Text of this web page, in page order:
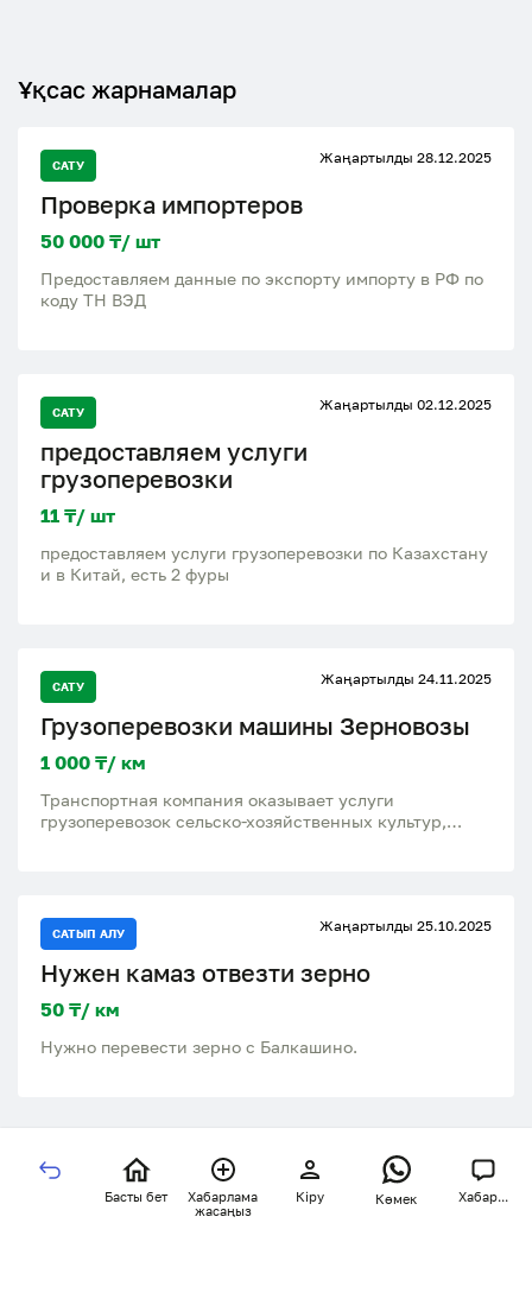
Ұқсас жарнамалар
САТУ Жаңартылды 28.12.2025
Проверка импортеров
50 000 ₸/ шт
Предоставляем данные по экспорту импорту в РФ по
коду ТН ВЭД
САТУ Жаңартылды 02.12.2025
предоставляем услуги
грузоперевозки
11 ₸/ шт
предоставляем услуги грузоперевозки по Казахстану
и в Китай, есть 2 фуры
САТУ Жаңартылды 24.11.2025
Грузоперевозки машины Зерновозы
1 000 ₸/ км
Транспортная компания оказывает услуги
грузоперевозок сельско-хозяйственных культур,
САТЫП АЛУ Жаңартылды 25.10.2025
Нужен камаз отвезти зерно
50 ₸/ км
Нужно перевести зерно с Балкашино.
Басты бет
Хабарлама
жасаңыз
Кіру Көмек Хабар...